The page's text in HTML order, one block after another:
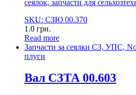
сеялок, запчасти для
SKU: СЗЮ 00.370
1.0 грн.
Read more
Запчасти за сеялки СЗ, УПС,
плуги
Вал СЗТА 00.603